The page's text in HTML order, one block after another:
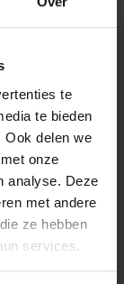
te
te bieden
Ook delen we
onze
analyse. Deze
met andere
ze hebben
services.
via email